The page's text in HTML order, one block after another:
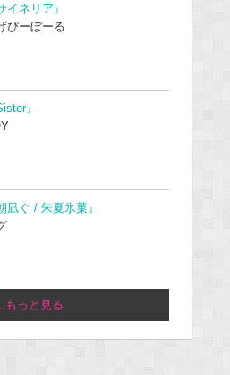
イネリア』
ぴーぼーる
』
凪ぐ / 朱夏氷菓』
...もっと見る